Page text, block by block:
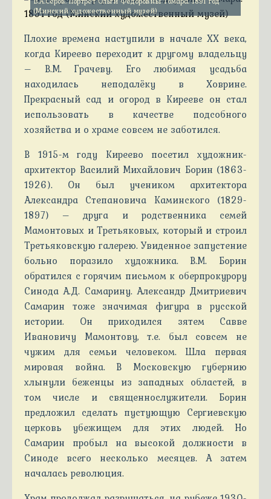
(Минский художественный музей)
Плохие времена наступили в начале ХХ века,
когда Киреево переходит к другому владельцу
– В.М. Грачеву. Его любимая усадьба
находилась неподалёку в Ховрине.
Прекрасный сад и огород в Кирееве он стал
использовать в качестве подсобного
хозяйства и о храме совсем не заботился.
В 1915-м году Киреево посетил художник-
архитектор Василий Михайлович Борин (1863-
1926). Он был учеником архитектора
Александра Степановича Каминского (1829-
1897) – друга и родственника семей
Мамонтовых и Третьяковых, который и строил
Третьяковскую галерею. Увиденное запустение
больно поразило художника. В.М. Борин
обратился с горячим письмом к оберпрокурору
Синода А.Д. Самарину. Александр Дмитриевич
Самарин тоже значимая фигура в русской
истории. Он приходился зятем Савве
Ивановичу Мамонтову, т.е. был совсем не
чужим для семьи человеком. Шла первая
мировая война. В Московскую губернию
хлынули беженцы из западных областей, в
том числе и священнослужители. Борин
предложил сделать пустующую Сергиевскую
церковь убежищем для этих людей. Но
Самарин пробыл на высокой должности в
Синоде всего несколько месяцев. А затем
началась революция.